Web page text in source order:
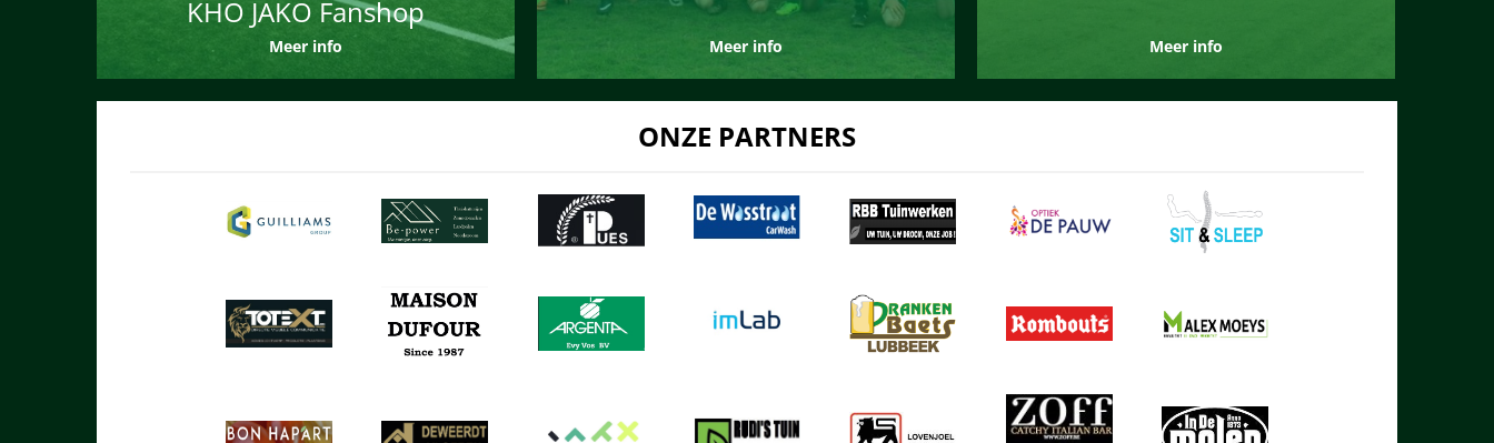
KHO JAKO Fanshop
Meer info Meer info Meer info
ONZE PARTNERS